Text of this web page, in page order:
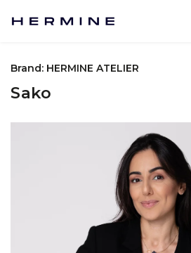
Sako
Brand: HERMINE ATELIER